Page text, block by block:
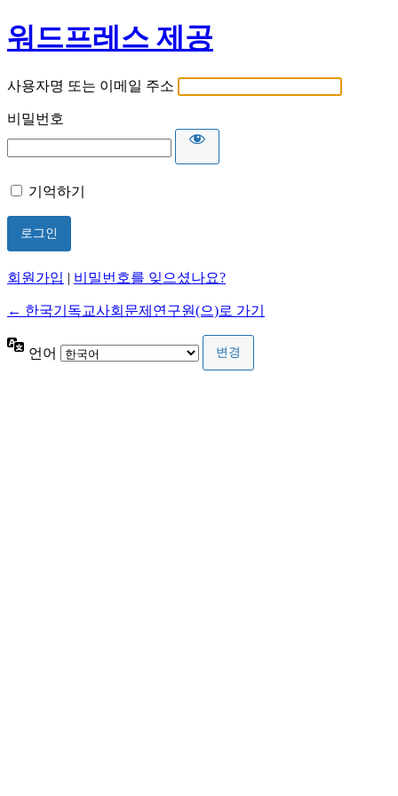
워드프레스 제공
사용자명 또는 이메일 주소
비밀번호
기억하기
회원가입 | 비밀번호를 잊으셨나요?
← 한국기독교사회문제연구원(으)로 가기
언어